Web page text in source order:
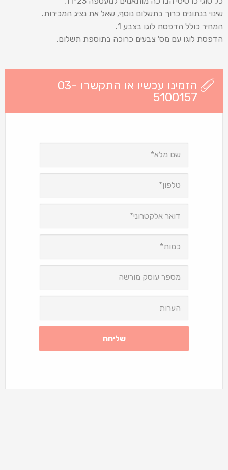
שינוי בנתונים כרוך בתשלום נוסף, שאל את נציג המכירות.
המחיר כולל הדפסת לוגו בצבע 1.
הדפסת לוגו עם מס' צבעים כרוכה בתוספת תשלום.
הזמינו עכשיו או התקשרו 03-
5100157